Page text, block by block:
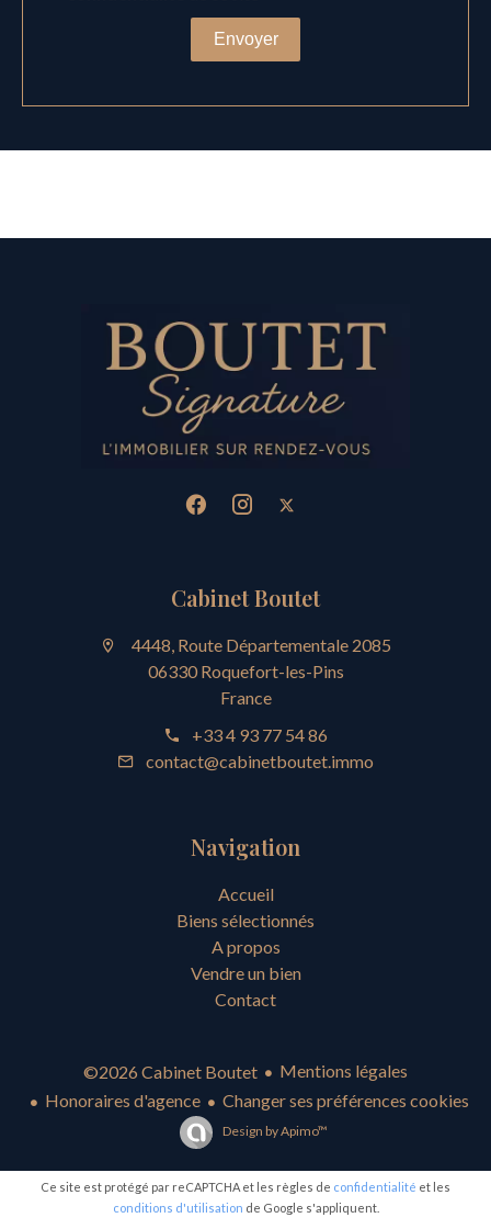
Envoyer
Cabinet Boutet
4448, Route Départementale 2085
06330 Roquefort-les-Pins
France
+33 4 93 77 54 86
contact@cabinetboutet.immo
Navigation
Accueil
Biens sélectionnés
A propos
Vendre un bien
Contact
©2026 Cabinet Boutet
Mentions légales
Honoraires d'agence
Changer ses préférences cookies
Design byApimo™
Ce site est protégé par reCAPTCHA et les règles de confidentialité et les
conditions d'utilisation de Google s'appliquent.